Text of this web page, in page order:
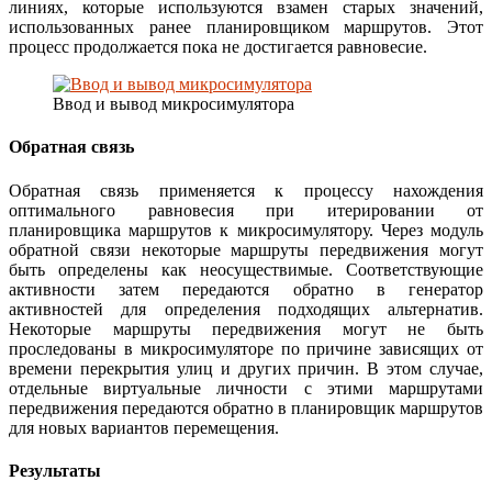
линиях, которые используются взамен старых значений,
использованных ранее планировщиком маршрутов. Этот
процесс продолжается пока не достигается равновесие.
Ввод и вывод микросимулятора
Обратная связь
Обратная связь применяется к процессу нахождения
оптимального равновесия при итерировании от
планировщика маршрутов к микросимулятору. Через модуль
обратной связи некоторые маршруты передвижения могут
быть определены как неосуществимые. Соответствующие
активности затем передаются обратно в генератор
активностей для определения подходящих альтернатив.
Некоторые маршруты передвижения могут не быть
проследованы в микросимуляторе по причине зависящих от
времени перекрытия улиц и других причин. В этом случае,
отдельные виртуальные личности с этими маршрутами
передвижения передаются обратно в планировщик маршрутов
для новых вариантов перемещения.
Результаты